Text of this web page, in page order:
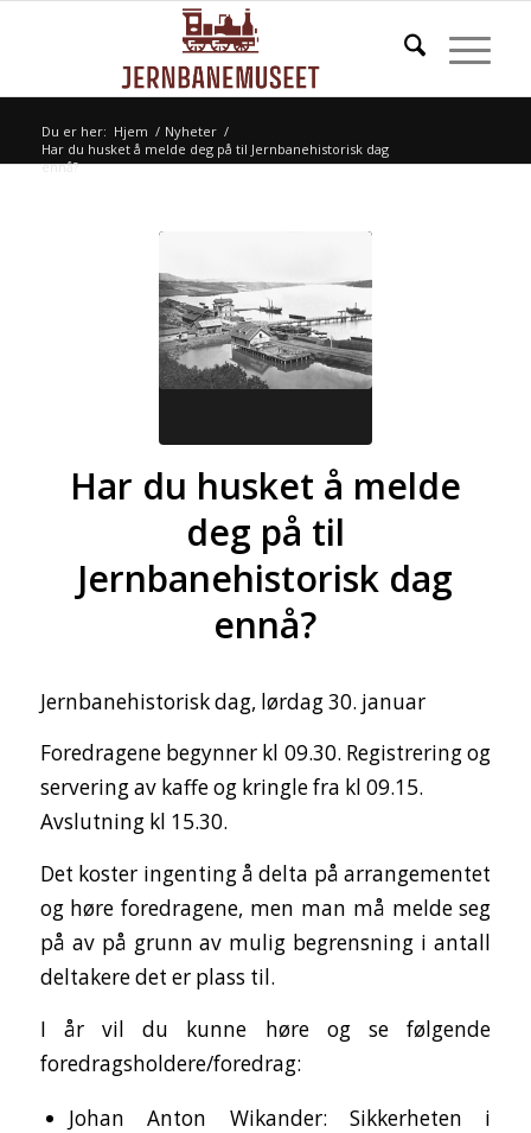
Du er her: Hjem / Nyheter /
Har du husket å melde deg på til Jernbanehistorisk dag
ennå?
Har du husket å melde
deg på til
Jernbanehistorisk dag
ennå?
Jernbanehistorisk dag, lørdag 30. januar
Foredragene begynner kl 09.30. Registrering og
servering av kaffe og kringle fra kl 09.15.
Avslutning kl 15.30.
Det koster ingenting å delta på arrangementet
og høre foredragene, men man må melde seg
på av på grunn av mulig begrensning i antall
deltakere det er plass til.
I år vil du kunne høre og se følgende
foredragsholdere/foredrag:
Johan Anton Wikander: Sikkerheten i